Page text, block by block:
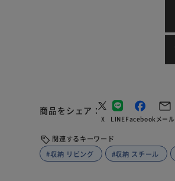
商品をシェア
X LINEFacebookメール
関連するキーワード
#収納 リビング
#収納 スチール